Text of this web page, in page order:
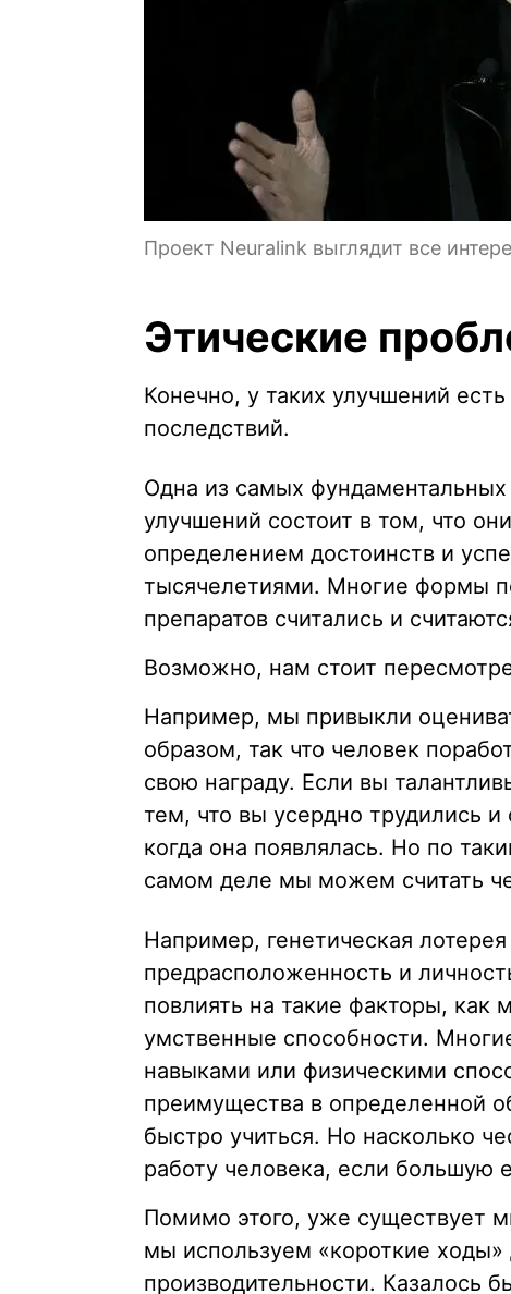
Проект Neuralink выглядит все
Этические
Конечно, у таких улучшений
последствий.
Одна из самых
улучшений состоит в том, что
определением достоинств и
тысячелетиями. Многие формы
препаратов считались и
Возможно, нам стоит
Например, мы привыкли
образом, так что человек
свою награду. Если вы
тем, что вы усердно трудились
когда она появлялась. Но по
самом деле мы можем считать
Например, генетическая
предрасположенность и
повлиять на такие факторы, как
умственные способности.
навыками или физическими
преимущества в определенной
быстро учиться. Но насколько
работу человека, если большую
Помимо этого, уже существует
мы используем «короткие
производительности. Казалось